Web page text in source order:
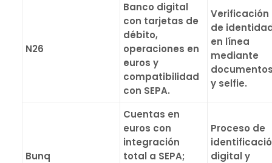
N26
Banco digital
con tarjetas de
débito,
operaciones en
euros y
compatibilidad
con SEPA.
Verificación
de
en línea
mediante
y selfie.
Bunq
Cuentas en
euros con
integración
total a SEPA;
Proceso de
digital y